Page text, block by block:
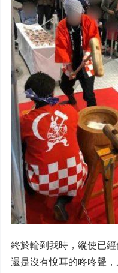
終於輪到我時，縱使已
還是沒有悅耳的咚咚聲